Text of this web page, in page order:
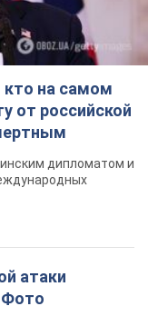
кто на самом
от российской
дипломатом и
атаки
Фото